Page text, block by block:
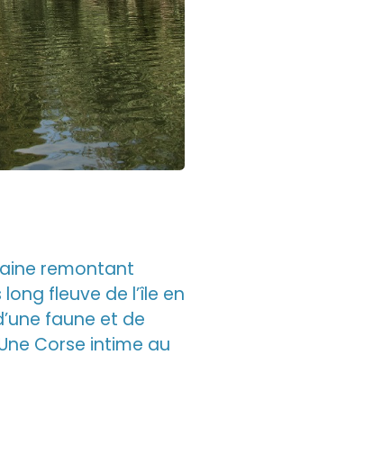
remontant
fleuve de l’île en
faune et de
Corse intime au